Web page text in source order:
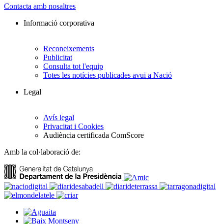
Contacta amb nosaltres
Informació corporativa
Reconeixements
Publicitat
Consulta tot l'equip
Totes les notícies publicades avui a Nació
Legal
Avís legal
Privacitat i Cookies
Audiència certificada ComScore
Amb la col·laboració de: